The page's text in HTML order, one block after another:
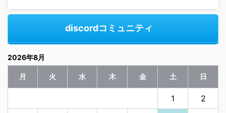
discordコミュニティ
2026年8月
月 火 水 木 金 土 日
1 2